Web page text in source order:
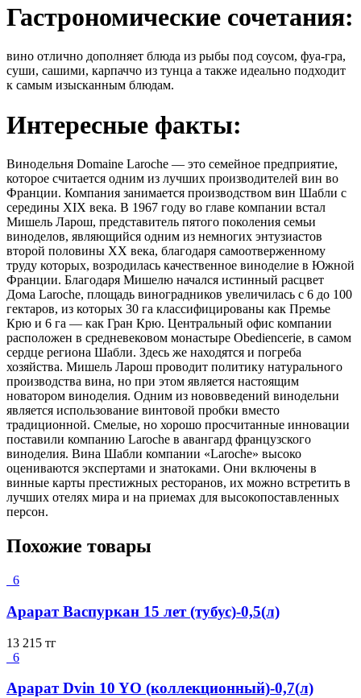
Гастрономические сочетания:
вино отлично дополняет блюда из рыбы под соусом, фуа-гра,
суши, сашими, карпаччо из тунца а также идеально подходит
к самым изысканным блюдам.
Интересные факты:
Винодельня Domaine Laroche — это семейное предприятие,
которое считается одним из лучших производителей вин во
Франции. Компания занимается производством вин Шабли с
середины XIX века. В 1967 году во главе компании встал
Мишель Ларош, представитель пятого поколения семьи
виноделов, являющийся одним из немногих энтузиастов
второй половины XX века, благодаря самоотверженному
труду которых, возродилась качественное виноделие в Южной
Франции. Благодаря Мишелю начался истинный расцвет
Дома Laroche, площадь виноградников увеличилась с 6 до 100
гектаров, из которых 30 га классифицированы как Премье
Крю и 6 га — как Гран Крю. Центральный офис компании
расположен в средневековом монастыре Obediencerie, в самом
сердце региона Шабли. Здесь же находятся и погреба
хозяйства. Мишель Ларош проводит политику натурального
производства вина, но при этом является настоящим
новатором виноделия. Одним из нововведений винодельни
является использование винтовой пробки вместо
традиционной. Смелые, но хорошо просчитанные инновации
поставили компанию Laroche в авангард французского
виноделия. Вина Шабли компании «Laroche» высоко
оцениваются экспертами и знатоками. Они включены в
винные карты престижных ресторанов, их можно встретить в
лучших отелях мира и на приемах для высокопоставленных
персон.
Похожие товары
6
Арарат Васпуркан 15 лет (тубус)-0,5(л)
13 215 тг
6
Арарат Dvin 10 YO (коллекционный)-0,7(л)